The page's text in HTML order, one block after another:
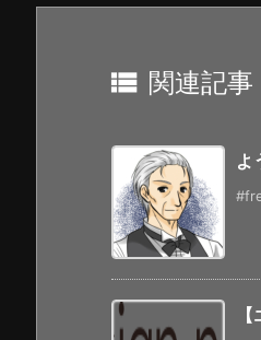
 関連記事
よ